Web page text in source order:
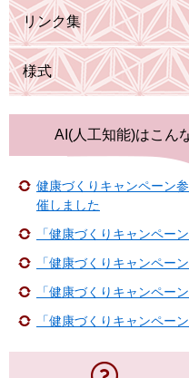
リンク集
様式
AI(人工知能)はこん
健康づくりキャンペーン
催しました
「健康づくりキャンペー
「健康づくりキャンペー
「健康づくりキャンペー
「健康づくりキャンペー